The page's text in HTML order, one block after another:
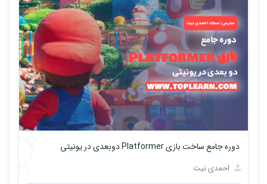
دوره جامع ساخت بازی Platformer دوبعدی در یونیتی
احمدی نیت